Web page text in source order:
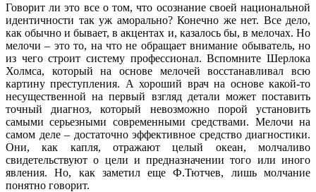
Говорит ли это все о том, что осознание своей национальной
идентичности так уж аморально? Конечно же нет. Все дело,
как обычно и бывает, в акцентах и, казалось бы, в мелочах. Но
мелочи – это то, на что не обращает внимание обыватель, но
из чего строит систему профессионал. Вспомните Шерлока
Холмса, который на основе мелочей восстанавливал всю
картину преступления. А хороший врач на основе какой-то
несущественной на первый взгляд детали может поставить
точный диагноз, который невозможно порой установить
самыми серьезными современными средствами. Мелочи на
самом деле – достаточно эффективное средство диагностики.
Они, как капля, отражают целый океан, молчаливо
свидетельствуют о цели и предназначении того или иного
явления. Но, как заметил еще Ф.Тютчев, лишь молчание
понятно говорит.